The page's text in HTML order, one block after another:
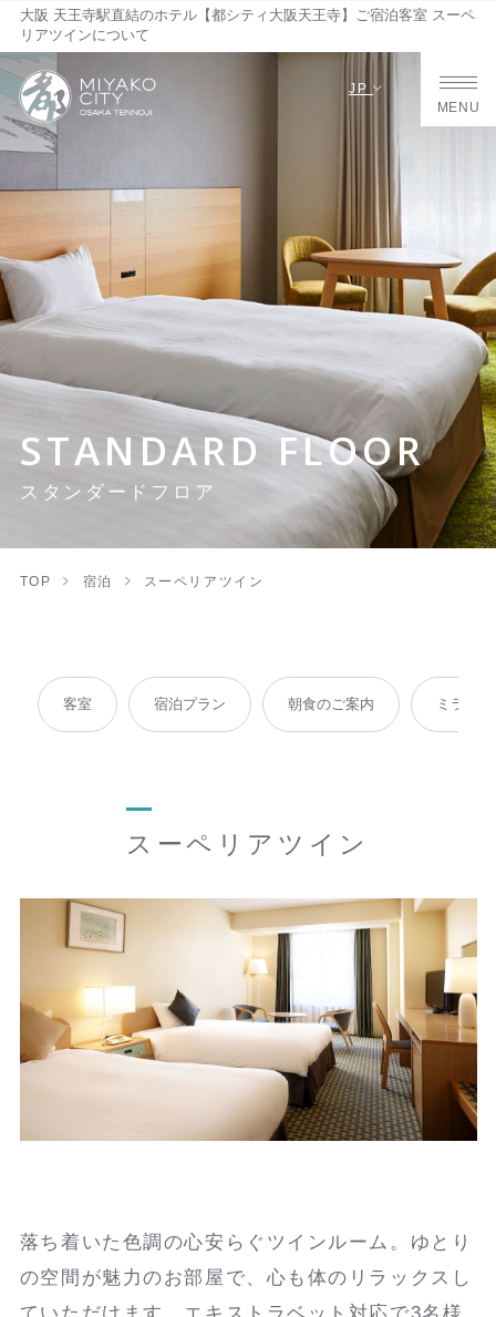
大阪 天王寺駅直結のホテル【都シティ大阪天王寺】ご宿泊客室 スーペ
リアツインについて
JP
MENU
STANDARD FLOOR
スタンダードフロア
TOP 宿泊 スーペリアツイン
客室 宿泊プラン 朝食のご案内 ミラブ
スーペリアツイン
落ち着いた色調の心安らぐツインルーム。ゆとり
の空間が魅力のお部屋で、心も体のリラックスし